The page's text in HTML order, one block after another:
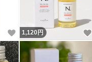
いいね！
1,120 円